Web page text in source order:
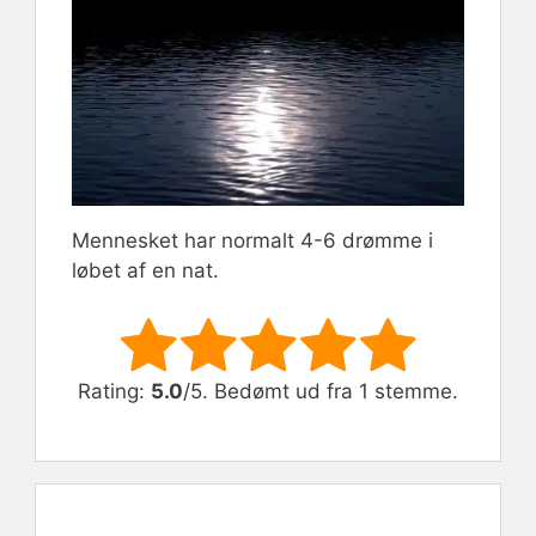
Mennesket har normalt 4-6 drømme i
løbet af en nat.
Rate this item:
Submit Rating
Rating: 5.0/5. Bedømt ud fra 1 stemme.